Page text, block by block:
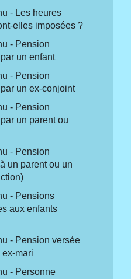
- Les heures
elles imposées ?
- Pension
un enfant
- Pension
un ex-conjoint
- Pension
un parent ou
- Pension
un parent ou un
- Pensions
aux enfants
- Pension versée
ex-mari
- Personne